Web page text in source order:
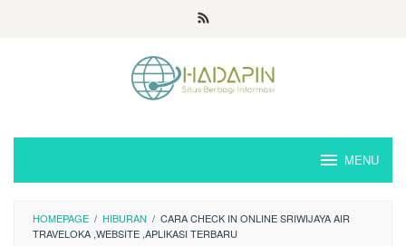
MENU
HOMEPAGE / HIBURAN / CARA CHECK IN ONLINE SRIWIJAYA AIR
TRAVELOKA ,WEBSITE ,APLIKASI TERBARU